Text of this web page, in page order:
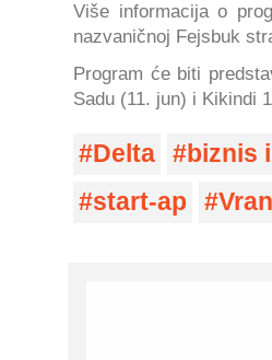
Više informacija o
nazvaničnoj Fejsbuk
Program će biti
Sadu (11. jun) i Kikindi
Delta biznis
start-ap